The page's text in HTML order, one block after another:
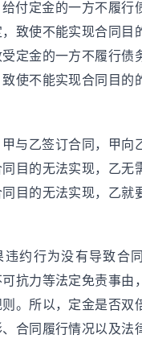
付定金的一方不履行
致使不能实现合同目
定金的一方不履行债
使不能实现合同目的
与乙签订合同，甲向
目的无法实现，乙无
目的无法实现，乙就
违约行为没有导致合
抗力等法定免责事由
。所以，定金是否双
合同履行情况以及法